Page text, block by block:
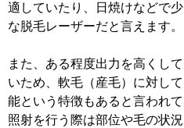
適していたり、日焼けなどで
な脱毛レーザーだと言えます。
また、ある程度出力を高くし
いため、軟毛（産毛）に対し
能という特徴もあると言われて
照射を行う際は部位や毛の状